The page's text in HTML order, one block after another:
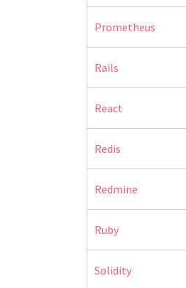
Prometheus
Rails
React
Redis
Redmine
Ruby
Solidity